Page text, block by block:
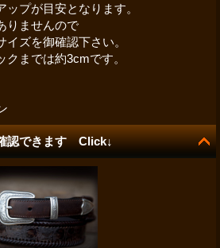
プが目安となります。
りませんので
ズを御確認下さい。
までは約3cmです。
認できます Click↓